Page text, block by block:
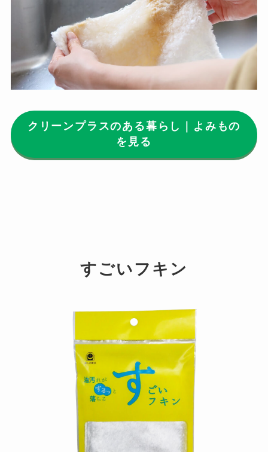
クリーンプラスのある暮らし｜よみもの
を見る
すごいフキン